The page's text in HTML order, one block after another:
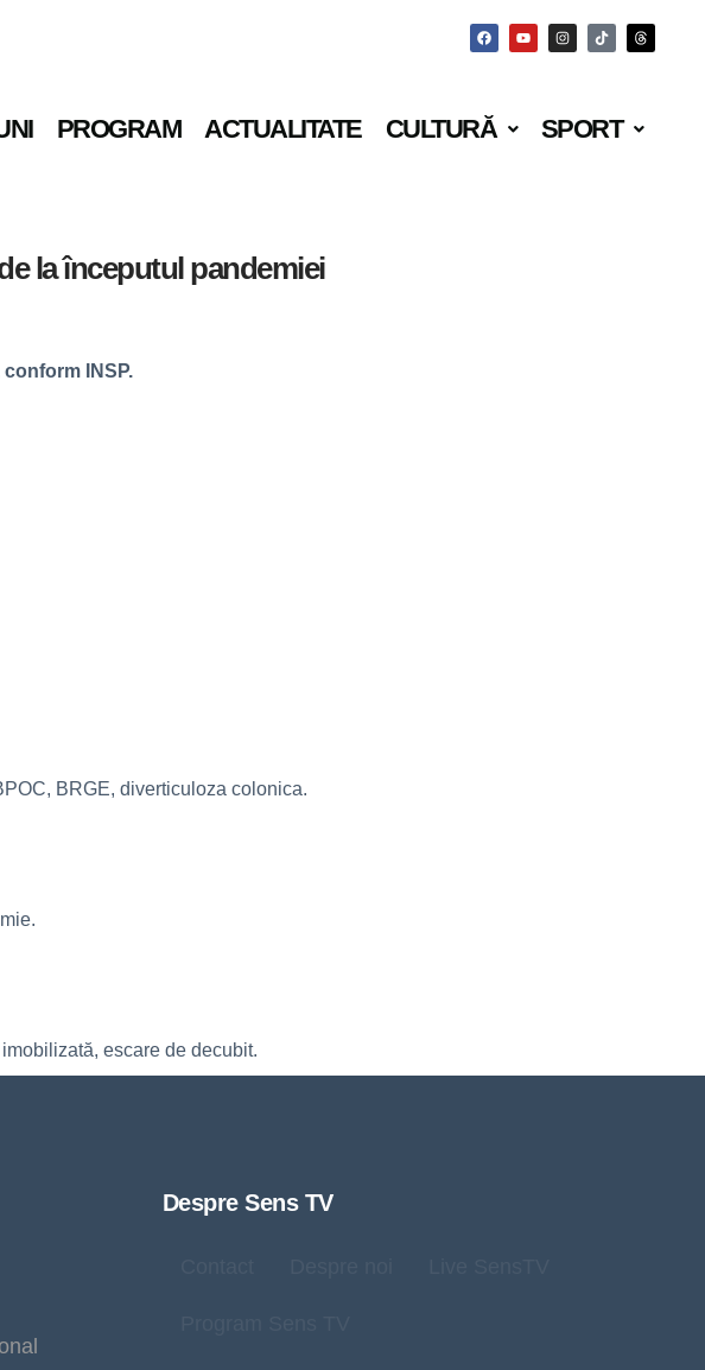
PROGRAM ACTUALITATE CULTURĂ SPORT
la începutul pandemiei
INSP.
BRGE, diverticuloza colonica.
escare de decubit.
Despre Sens TV